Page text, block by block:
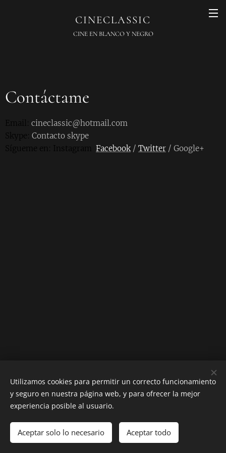
CINECLASSIC
CINE EN BLANCO Y NEGRO
Contáctame
Email:
cineclassic@hotmail.com
Skype: Contacto skype
Sígueme en
: Instagram Facebook/ Twitter / Google+
Diego Ramírez Fernández
Todos los derechos reservados 2025
Cookies
Utilizamos cookies para permitir un correcto funcionamiento
y seguro en nuestra página web, y para ofrecer la mejor
experiencia posible al usuario.
Aceptar solo lo necesario Aceptar todo